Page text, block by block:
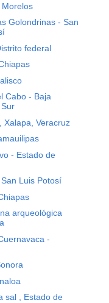
Golondrinas - San
federal
Cabo - Baja
Xalapa, Veracruz
- Estado de
Luis Potosí
arqueológica
-
sal , Estado de